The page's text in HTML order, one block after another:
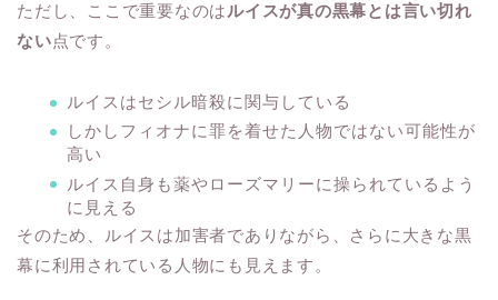
ただし、ここで重要なのはルイスが真の黒幕とは言い切れ
ない点です。
ルイスはセシル暗殺に関与している
しかしフィオナに罪を着せた人物ではない可能性が
高い
ルイス自身も薬やローズマリーに操られているよう
に見える
そのため、ルイスは加害者でありながら、さらに大きな黒
幕に利用されている人物にも見えます。